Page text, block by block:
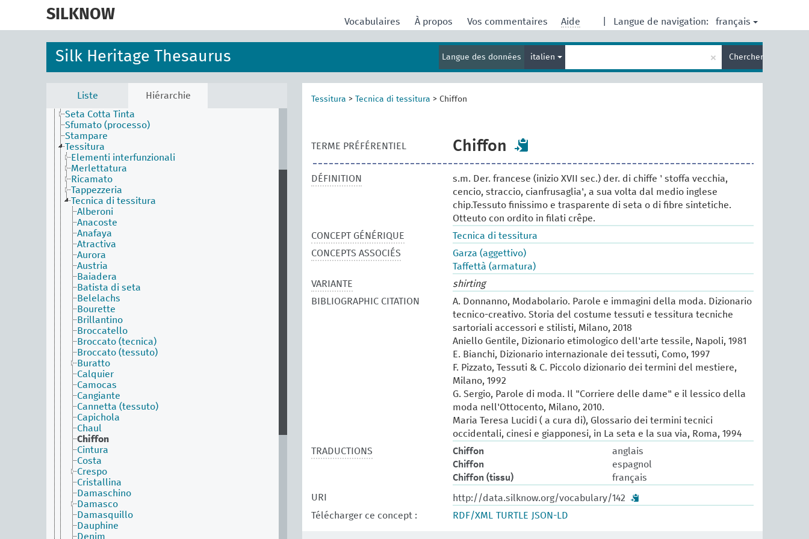
SILKNOW Langue de navigation: français
Vocabulaires À propos Vos commentaires Aide
Silk Heritage Thesaurus Langue des données italien
terme
de
× Chercher
Liste Hiérarchie
Bathik
Contestura
Piñuela
Procedimento e produzione del tessuto
Ricamare
Scopinatura
Seta Cotta Tinta
Sfumato (processo)
Stampare
Tessitura
Elementi interfunzionali
Merlettatura
Ricamato
Tappezzeria
Tecnica di tessitura
Alberoni
Anacoste
Anafaya
Atractiva
Aurora
Austria
Baiadera
Batista di seta
Belelachs
Bourette
Brillantino
Broccatello
Broccato (tecnica)
Broccato (tessuto)
Buratto
Calquier
Camocas
Cangiante
Cannetta (tessuto)
Capichola
Chaul
Chiffon
Cintura
Costa
Crespo
Cristallina
Damaschino
Damasco
Damasquillo
Dauphine
Denim
Tessitura > Tecnica di tessitura > Chiffon
TERME PRÉFÉRENTIEL Chiffon
DÉFINITION
s.m. Der. francese (inizio XVII sec.) der. di chiffe ' stoffa vecchia,
cencio, straccio, cianfrusaglia', a sua volta dal medio inglese
chip.Tessuto finissimo e trasparente di seta o di fibre sintetiche.
Otteuto con ordito in filati crêpe.
CONCEPT GÉNÉRIQUE
Tecnica di tessitura
CONCEPTS ASSOCIÉS
Garza (aggettivo)
Taffettà (armatura)
VARIANTE
shirting
BIBLIOGRAPHIC CITATION
A. Donnanno, Modabolario. Parole e immagini della moda. Dizionario
tecnico-creativo. Storia del costume tessuti e tessitura tecniche
sartoriali accessori e stilisti, Milano, 2018
Aniello Gentile, Dizionario etimologico dell'arte tessile, Napoli, 1981
E. Bianchi, Dizionario internazionale dei tessuti, Como, 1997
F. Pizzato, Tessuti & C. Piccolo dizionario dei termini del mestiere,
Milano, 1992
G. Sergio, Parole di moda. Il "Corriere delle dame" e il lessico della
moda nell'Ottocento, Milano, 2010.
Maria Teresa Lucidi ( a cura di), Glossario dei termini tecnici
occidentali, cinesi e giapponesi, in La seta e la sua via, Roma, 1994
TRADUCTIONS
Chiffon
anglais
Chiffon
espagnol
Chiffon (tissu)
français
URI
http://data.silknow.org/vocabulary/142
Télécharger ce concept :
RDF/XML TURTLE JSON-LD